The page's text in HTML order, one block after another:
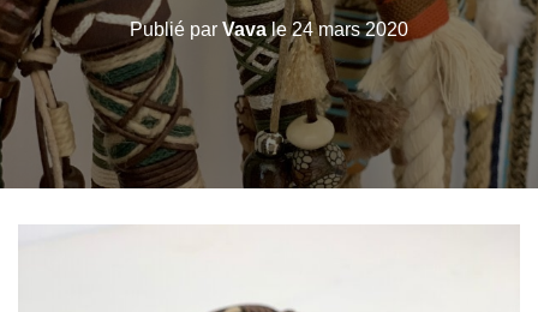
I
G
A
T
O
N
Publié par Vavale24 mars 2020